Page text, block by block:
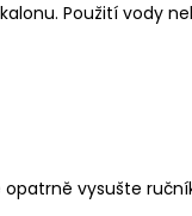
Použití vody
vysušte